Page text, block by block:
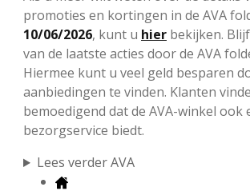
promoties en kortingen in de AVA
10/06/2026, kunt u hier bekijken.
van de laatste acties door de AVA
Hiermee kunt u veel geld besparen
aanbiedingen te vinden. Klanten
bemoedigend dat de AVA-winkel ook
bezorgservice biedt.
Lees verder AVA